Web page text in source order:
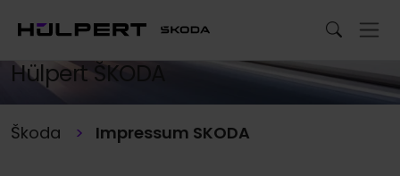
Impressum
Hülpert ŠKODA
Škoda Impressum SKODA